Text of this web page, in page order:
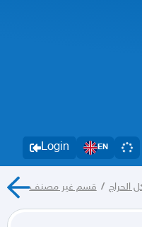
Login EN
الحراج / قسم غير مصنف